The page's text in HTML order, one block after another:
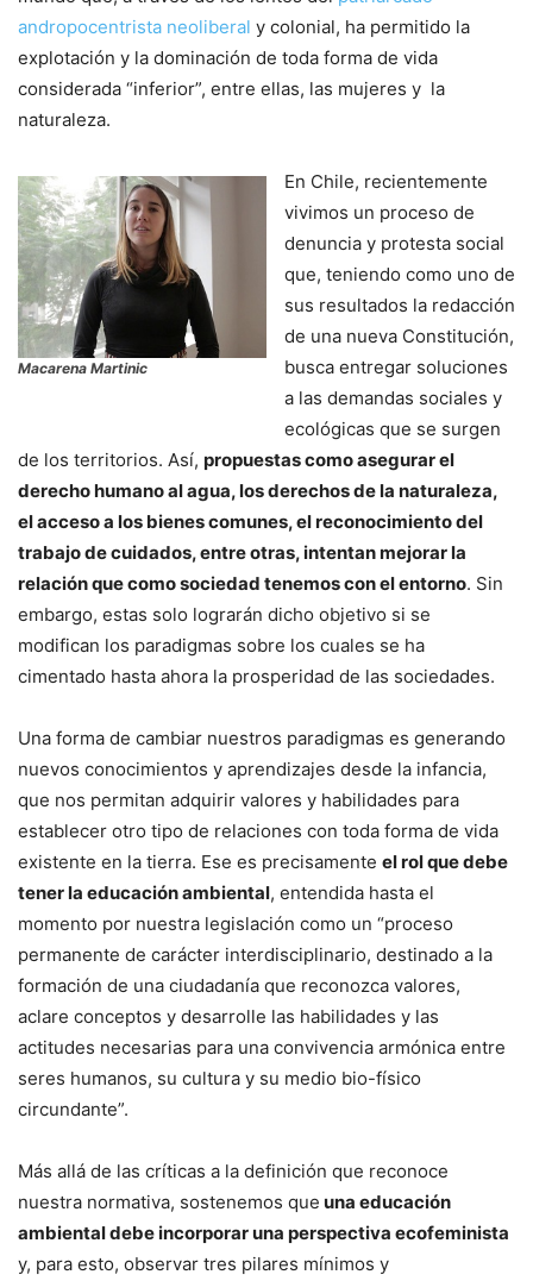
andropocentrista neoliberal y colonial, ha permitido la
explotación y la dominación de toda forma de vida
considerada “inferior”, entre ellas, las mujeres y la
naturaleza.
Macarena Martinic
En Chile, recientemente
vivimos un proceso de
denuncia y protesta social
que, teniendo como uno de
sus resultados la redacción
de una nueva Constitución,
busca entregar soluciones
a las demandas sociales y
ecológicas que se surgen
de los territorios. Así, propuestas como asegurar el
derecho humano al agua, los derechos de la naturaleza,
el acceso a los bienes comunes, el reconocimiento del
trabajo de cuidados, entre otras, intentan mejorar la
relación que como sociedad tenemos con el entorno. Sin
embargo, estas solo lograrán dicho objetivo si se
modifican los paradigmas sobre los cuales se ha
cimentado hasta ahora la prosperidad de las sociedades.
Una forma de cambiar nuestros paradigmas es generando
nuevos conocimientos y aprendizajes desde la infancia,
que nos permitan adquirir valores y habilidades para
establecer otro tipo de relaciones con toda forma de vida
existente en la tierra. Ese es precisamente el rol que debe
tener la educación ambiental, entendida hasta el
momento por nuestra legislación como un “proceso
permanente de carácter interdisciplinario, destinado a la
formación de una ciudadanía que reconozca valores,
aclare conceptos y desarrolle las habilidades y las
actitudes necesarias para una convivencia armónica entre
seres humanos, su cultura y su medio bio-físico
circundante”.
Más allá de las críticas a la definición que reconoce
nuestra normativa, sostenemos que una educación
ambiental debe incorporar una perspectiva ecofeminista
y, para esto, observar tres pilares mínimos y